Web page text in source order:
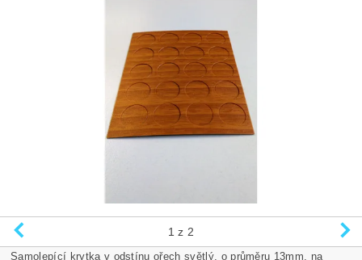
1 z 2
Samolepící krytka v odstínu ořech světlý, o průměru 13mm, na